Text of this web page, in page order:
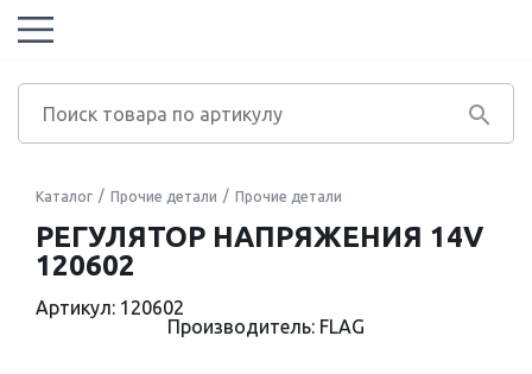
Каталог Прочие детали Прочие детали
РЕГУЛЯТОР НАПРЯЖЕНИЯ 14V
120602
Артикул: 120602
Производитель: FLAG